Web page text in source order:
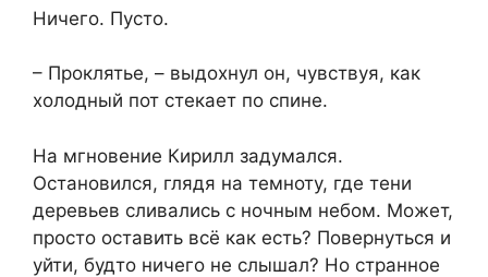
Ничего. Пусто.
– Проклятье, – выдохнул он, чувствуя, как
холодный пот стекает по спине.
На мгновение Кирилл задумался.
Остановился, глядя на темноту, где тени
деревьев сливались с ночным небом. Может,
просто оставить всё как есть? Повернуться и
уйти, будто ничего не слышал? Но странное